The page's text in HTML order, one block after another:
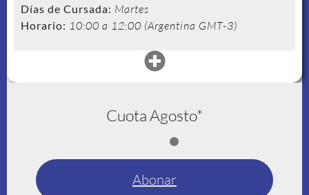
Días de Cursada: Martes
Horario: 10:00 a 12:00 (Argentina GMT-3)
Cuota Agosto*
Abonar